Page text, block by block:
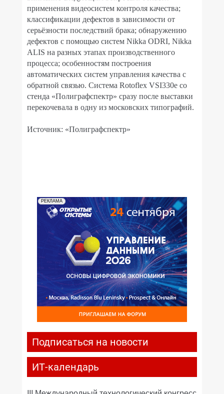
применения видеосистем контроля качества;
классификации дефектов в зависимости от
серьёзности последствий брака; обнаружению
дефектов с помощью систем Nikka ODRI, Nikka
ALIS на разных этапах производственного
процесса; особенностям построения
автоматических систем управления качества с
обратной связью. Система Rotoflex VSI330e со
стенда «Полиграфспектр» сразу после выставки
перекочевала в одну из московских типографий.
Источник: «Полиграфспектр»
РЕКЛАМА
Подписаться на новости
ИТ-календарь